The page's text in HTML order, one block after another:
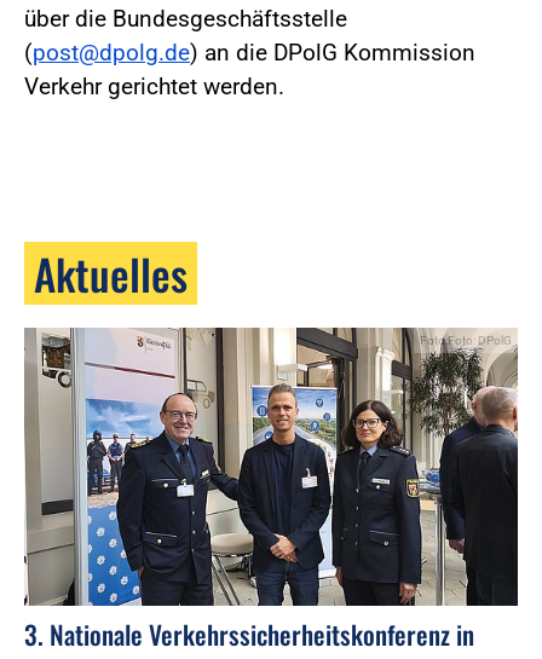
über die Bundesgeschäftsstelle
(post@dpolg.de) an die DPolG Kommission
Verkehr gerichtet werden.
Aktuelles
Foto:Foto: DPolG
3. Nationale Verkehrssicherheitskonferenz in